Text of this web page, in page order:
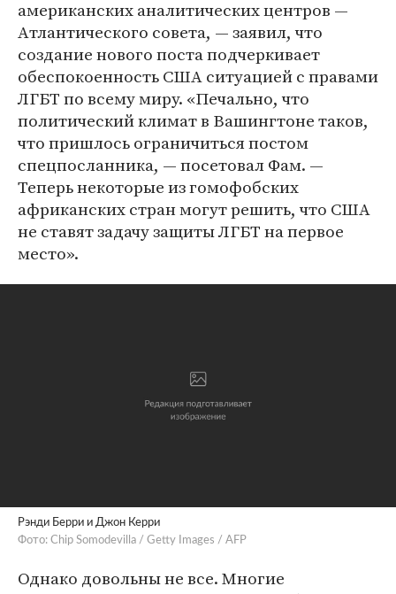
американских аналитических центров —
Атлантического совета, — заявил, что
создание нового поста подчеркивает
обеспокоенность США ситуацией с правами
ЛГБТ по всему миру. «Печально, что
политический климат в Вашингтоне таков,
что пришлось ограничиться постом
спецпосланника, — посетовал Фам. —
Теперь некоторые из гомофобских
африканских стран могут решить, что США
не ставят задачу защиты ЛГБТ на первое
место».
Рэнди Берри и Джон Керри
Фото: Chip Somodevilla / Getty Images / AFP
Однако довольны не все. Многие